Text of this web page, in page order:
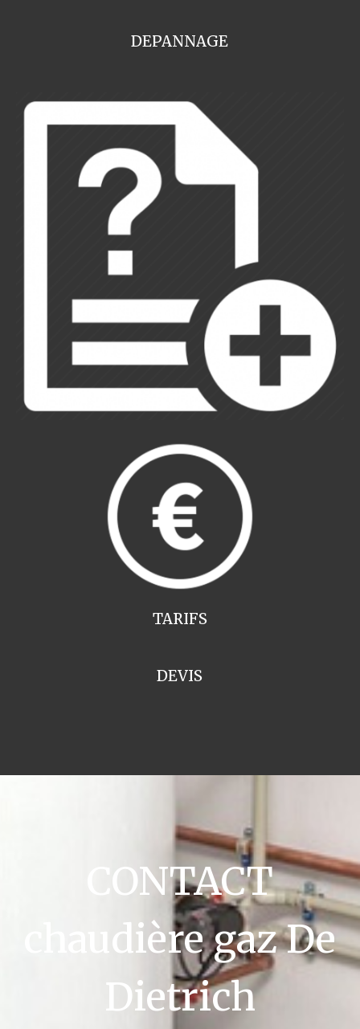
DEPANNAGE
TARIFS
DEVIS
CONTACT
chaudière gaz De
Dietrich